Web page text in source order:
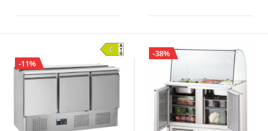
-11%
-38%